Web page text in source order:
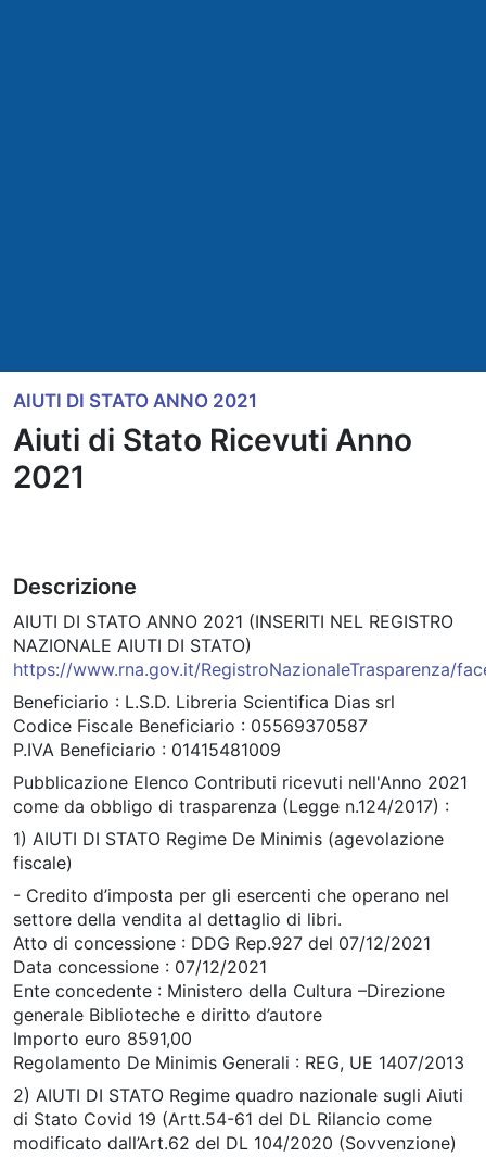
AIUTI DI STATO ANNO 2021
Aiuti di Stato Ricevuti Anno
2021
Descrizione
AIUTI DI STATO ANNO 2021 (INSERITI NEL REGISTRO
NAZIONALE AIUTI DI STATO)
https://www.rna.gov.it/RegistroNazionaleTrasparenza/
Beneficiario : L.S.D. Libreria Scientifica Dias srl
Codice Fiscale Beneficiario : 05569370587
P.IVA Beneficiario : 01415481009
Pubblicazione Elenco Contributi ricevuti nell'Anno 2021
come da obbligo di trasparenza (Legge n.124/2017) :
1) AIUTI DI STATO Regime De Minimis (agevolazione
fiscale)
- Credito d’imposta per gli esercenti che operano nel
settore della vendita al dettaglio di libri.
Atto di concessione : DDG Rep.927 del 07/12/2021
Data concessione : 07/12/2021
Ente concedente : Ministero della Cultura –Direzione
generale Biblioteche e diritto d’autore
Importo euro 8591,00
Regolamento De Minimis Generali : REG, UE 1407/2013
2) AIUTI DI STATO Regime quadro nazionale sugli Aiuti
di Stato Covid 19 (Artt.54-61 del DL Rilancio come
modificato dall’Art.62 del DL 104/2020 (Sovvenzione)